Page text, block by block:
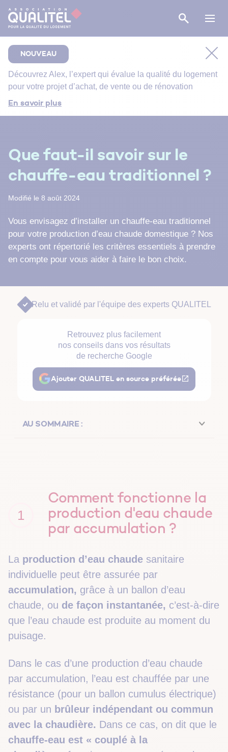
Comment bien suivre le chantier de rénovation de
votre salle de bain ?
retrouver ?
NOUVEAU
Découvrez Alex, l’expert qui évalue la qualité du logement
pour votre projet d’achat, de vente ou de rénovation
En savoir plus
Que faut-il savoir sur le
chauffe-eau traditionnel ?
Modifié le 8 août 2024
Vous envisagez d’installer un chauffe-eau traditionnel
pour votre production d’eau chaude domestique ? Nos
experts ont répertorié les critères essentiels à prendre
en compte pour vous aider à faire le bon choix.
1
Comment fonctionne la
production d'eau chaude
par accumulation ?
La production d’eau chaude sanitaire
individuelle peut être assurée par
accumulation, grâce à un ballon d’eau
chaude, ou de façon instantanée, c’est-à-dire
que l’eau chaude est produite au moment du
puisage.
Dans le cas d’une production d’eau chaude
par accumulation, l’eau est chauffée par une
résistance (pour un ballon cumulus électrique)
ou par un brûleur indépendant ou commun
avec la chaudière. Dans ce cas, on dit que le
chauffe-eau est « couplé à la
Relu et validé par l'équipe des experts QUALITEL
Retrouvez plus facilement
nos conseils dans vos résultats
de recherche Google
Ajouter QUALITEL en source préférée
AU SOMMAIRE :
Quels sont les repères de qualité ?
Les conseils de bon fonctionnement